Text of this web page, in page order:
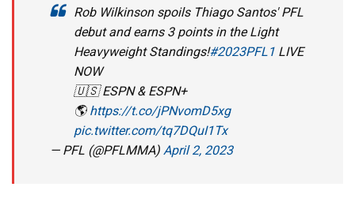
Rob Wilkinson spoils Thiago Santos' PFL
debut and earns 3 points in the Light
Heavyweight Standings!#2023PFL1 LIVE
NOW
🇺🇸 ESPN & ESPN+
🌎 https://t.co/jPNvomD5xg
pic.twitter.com/tq7DQuI1Tx
— PFL (@PFLMMA) April 2, 2023